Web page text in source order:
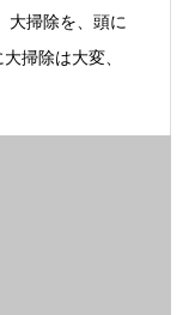
大掃除を、頭に
掃除は大変、